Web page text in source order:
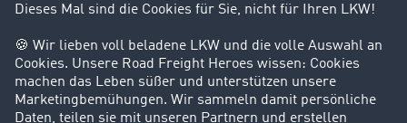
Kunden werben Kunden
Success Stories
Karriere